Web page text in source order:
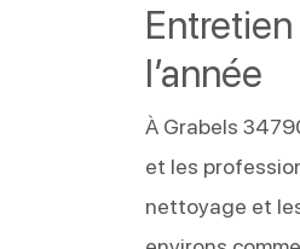
l’année
À Grabels
et les
nettoyage et